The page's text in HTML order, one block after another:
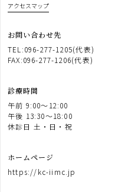
アクセスマップ
お問い合わせ先
TEL:096-277-1205(代表)
FAX:096-277-1206(代表)
診療時間
午前 9:00〜12:00
午後 13:30〜18:00
休診日 土・日・祝
ホームページ
https://kc-iimc.jp